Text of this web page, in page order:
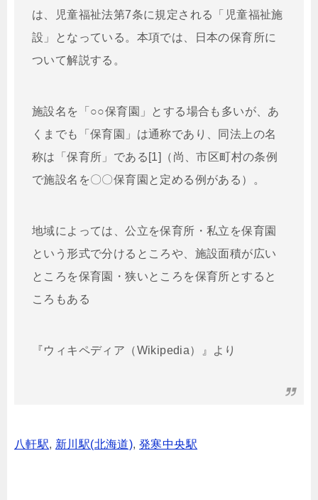
は、児童福祉法第7条に規定される「児童福祉施
設」となっている。本項では、日本の保育所に
ついて解説する。
施設名を「○○保育園」とする場合も多いが、あ
くまでも「保育園」は通称であり、同法上の名
称は「保育所」である[1]（尚、市区町村の条例
で施設名を〇〇保育園と定める例がある）。
地域によっては、公立を保育所・私立を保育園
という形式で分けるところや、施設面積が広い
ところを保育園・狭いところを保育所とすると
ころもある
『ウィキペディア（Wikipedia）』より
八軒駅, 新川駅(北海道),発寒中央駅